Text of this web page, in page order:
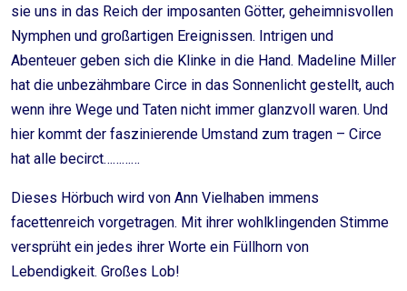
sie uns in das Reich der imposanten Götter, geheimnisvollen
Nymphen und großartigen Ereignissen. Intrigen und
Abenteuer geben sich die Klinke in die Hand. Madeline Miller
hat die unbezähmbare Circe in das Sonnenlicht gestellt, auch
wenn ihre Wege und Taten nicht immer glanzvoll waren. Und
hier kommt der faszinierende Umstand zum tragen – Circe
hat alle becirct…………
Dieses Hörbuch wird von Ann Vielhaben immens
facettenreich vorgetragen. Mit ihrer wohlklingenden Stimme
versprüht ein jedes ihrer Worte ein Füllhorn von
Lebendigkeit. Großes Lob!